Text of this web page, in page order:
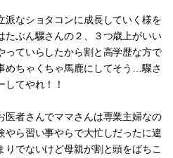
派なショタコンに成長していく様を
ぶん驟さんの２、３つ歳上がいい
っていらしたから割と高学歴な方で
めちゃくちゃ馬鹿にしてそう…驟さ
してやれ！！
医者さんでママさんは専業主婦なの
やら習い事やらで大忙しだったに違
でないけど母親が割と頭をばちこ